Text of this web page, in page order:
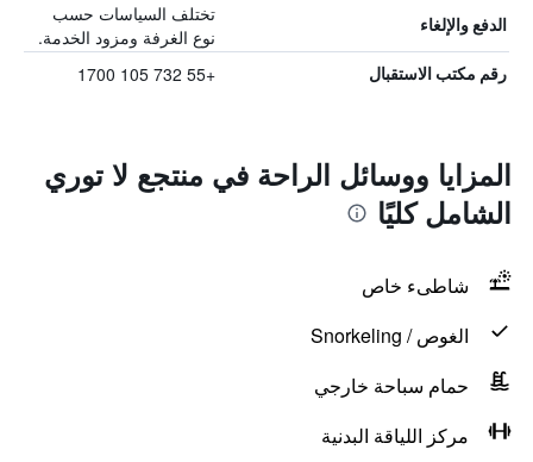
الدفع والإلغاء
تختلف السياسات حسب
نوع الغرفة ومزود الخدمة.
رقم مكتب الاستقبال +55 732 105 1700
المزايا ووسائل الراحة في منتجع لا توري
الشامل كليًا
شاطىء خاص
الغوص / Snorkeling
حمام سباحة خارجي
مركز اللياقة البدنية